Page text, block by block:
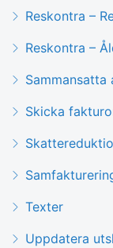
Reskontra –
Reskontra –
Sammansatta
Skicka
Texter
Uppdatera